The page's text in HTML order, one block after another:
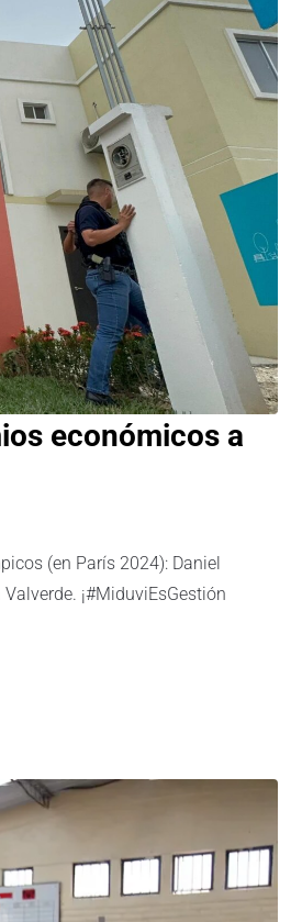
económicos a
(en París 2024): Daniel
¡#MiduviEsGestión